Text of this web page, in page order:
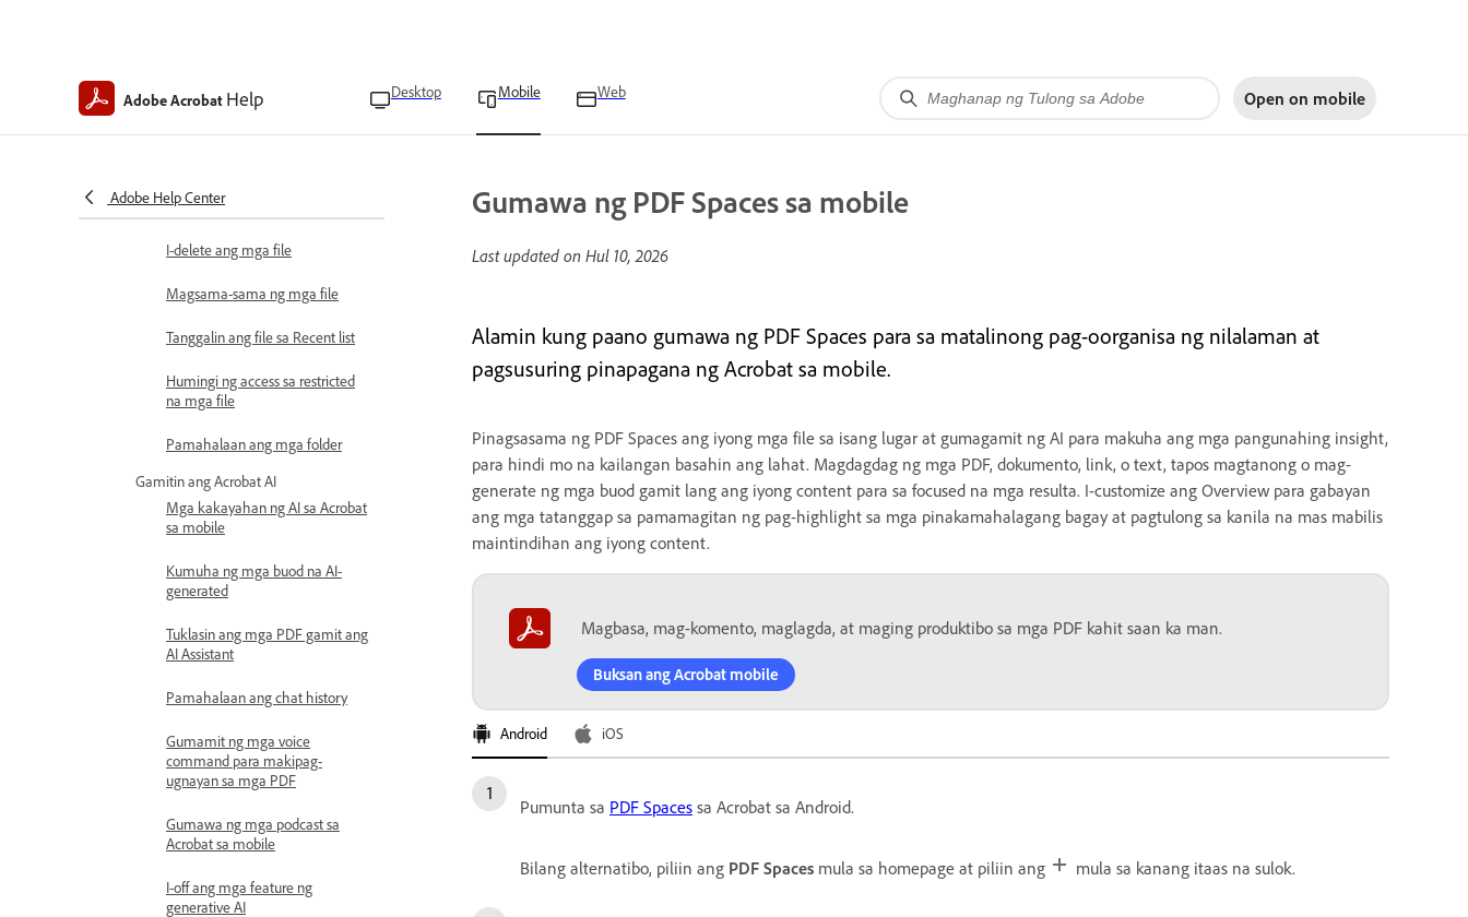
Adobe Acrobat Help Desktop Mobile Web Open on mobile
Adobe Help Center
Ilipat ang mga file
I-delete ang mga file
Magsama-sama ng mga file
Tanggalin ang file sa Recent list
Humingi ng access sa restricted
na mga file
Pamahalaan ang mga folder
Gamitin ang Acrobat AI
Mga kakayahan ng AI sa Acrobat
sa mobile
Kumuha ng mga buod na AI-
generated
Tuklasin ang mga PDF gamit ang
AI Assistant
Pamahalaan ang chat history
Gumamit ng mga voice
command para makipag-
ugnayan sa mga PDF
Gumawa ng mga podcast sa
Acrobat sa mobile
I-off ang mga feature ng
generative AI
Gumawa ng PDF Spaces sa mobile
Last updated on Hul 10, 2026
Alamin kung paano gumawa ng PDF Spaces para sa matalinong pag-oorganisa ng nilalaman at
pagsusuring pinapagana ng Acrobat sa mobile.
Pinagsasama ng PDF Spaces ang iyong mga file sa isang lugar at gumagamit ng AI para makuha ang mga pangunahing insight,
para hindi mo na kailangan basahin ang lahat. Magdagdag ng mga PDF, dokumento, link, o text, tapos magtanong o mag-
generate ng mga buod gamit lang ang iyong content para sa focused na mga resulta. I-customize ang Overview para gabayan
ang mga tatanggap sa pamamagitan ng pag-highlight sa mga pinakamahalagang bagay at pagtulong sa kanila na mas mabilis
maintindihan ang iyong content.
Magbasa, mag-komento, maglagda, at maging produktibo sa mga PDF kahit saan ka man.
Buksan ang Acrobat mobile
Android iOS
Pumunta sa PDF Spaces sa Acrobat sa Android.
Bilang alternatibo, piliin ang PDF Spaces mula sa homepage at piliin ang mula sa kanang itaas na sulok.